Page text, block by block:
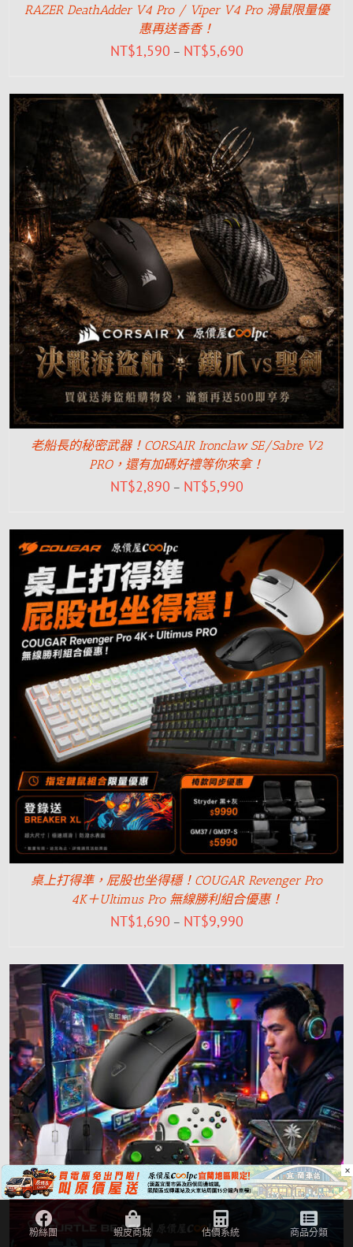
RAZER DeathAdder V4 Pro / Viper V4 Pro 滑鼠限量優
惠再送香香！
NT$1,590 – NT$5,690
老船長的秘密武器！CORSAIR Ironclaw SE/Sabre V2
PRO，還有加碼好禮等你來拿！
NT$2,890 – NT$5,990
桌上打得準，屁股也坐得穩！COUGAR Revenger Pro
4K＋Ultimus Pro 無線勝利組合優惠！
NT$1,690 – NT$9,990
×